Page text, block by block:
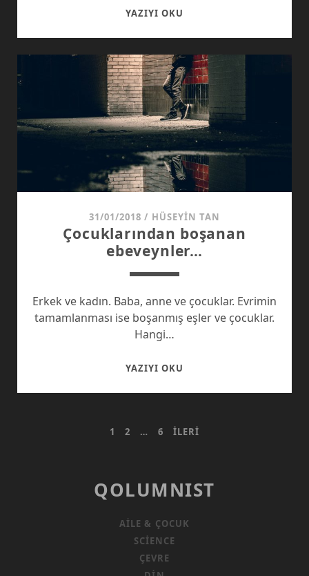
YAZIYI OKU
ERKEK…
31/01/2018 / HÜSEYIN TAN
Çocuklarından boşanan
ebeveynler…
Erkek ve kadın. Baba, anne ve çocuklar. Evrimin
tamamlanması ise boşanmış eşler ve çocuklar.
Hangi…
YAZIYI OKU
1 2 … 6 İLERI
QOLUMNIST
AILE & ÇOCUK
SCIENCE
ÇEVRE